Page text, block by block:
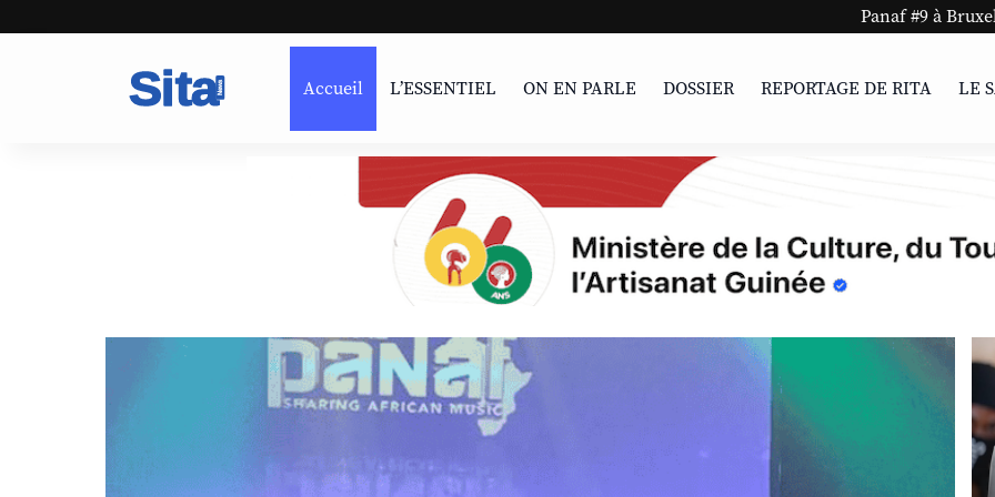
Panaf #9 à Bruxelles et Charleroi
Accueil L’ESSENTIEL ON EN PARLE DOSSIER REPORTAGE DE RITA LE